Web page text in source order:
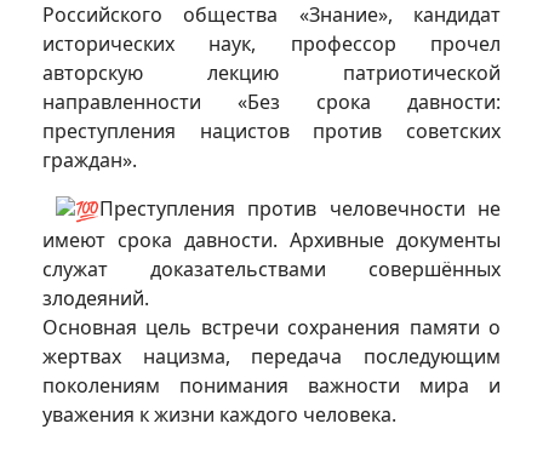
Российского общества «Знание», кандидат
исторических наук, профессор прочел
авторскую лекцию патриотической
направленности «Без срока давности:
преступления нацистов против советских
граждан».
Преступления против человечности не
имеют срока давности. Архивные документы
служат доказательствами совершённых
злодеяний.
Основная цель встречи сохранения памяти о
жертвах нацизма, передача последующим
поколениям понимания важности мира и
уважения к жизни каждого человека.